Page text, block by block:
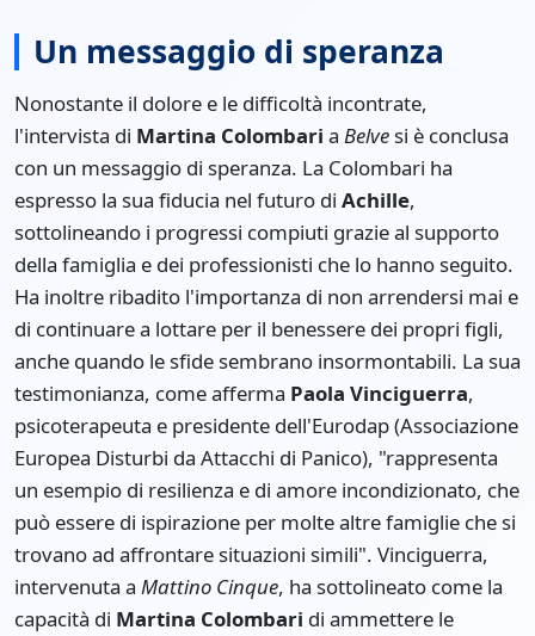
Un messaggio di speranza
Nonostante il dolore e le difficoltà incontrate,
l'intervista di Martina Colombari a Belvesi è conclusa
con un messaggio di speranza. La Colombari ha
espresso la sua fiducia nel futuro di Achille,
sottolineando i progressi compiuti grazie al supporto
della famiglia e dei professionisti che lo hanno seguito.
Ha inoltre ribadito l'importanza di non arrendersi mai e
di continuare a lottare per il benessere dei propri figli,
anche quando le sfide sembrano insormontabili. La sua
testimonianza, come afferma Paola Vinciguerra,
psicoterapeuta e presidente dell'Eurodap (Associazione
Europea Disturbi da Attacchi di Panico), "rappresenta
un esempio di resilienza e di amore incondizionato, che
può essere di ispirazione per molte altre famiglie che si
trovano ad affrontare situazioni simili". Vinciguerra,
intervenuta a Mattino Cinque, ha sottolineato come la
capacità di Martina Colombari di ammettere le